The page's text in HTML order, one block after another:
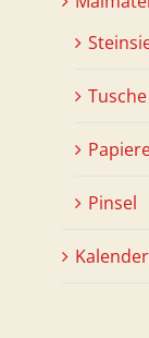
Tusche
Pinsel